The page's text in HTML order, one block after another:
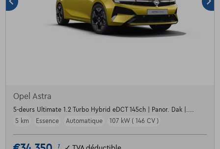
Opel Astra
5-deurs Ultimate 1.2 Turbo Hybrid eDCT 145ch | Panor. Dak |....
5 km
Essence Automatique 107 kW ( 146 CV )
1